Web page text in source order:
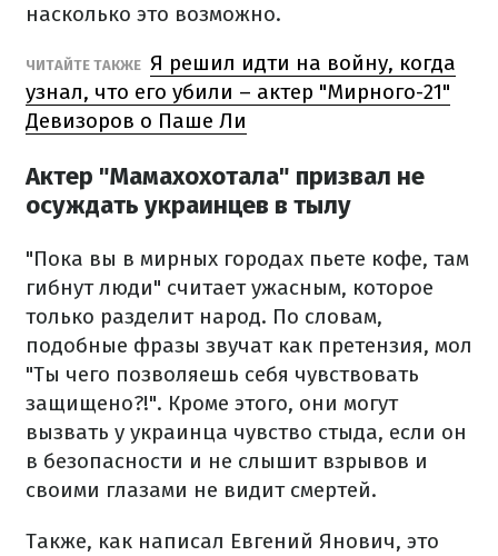
насколько это возможно.
ЧИТАЙТЕ ТАКЖЕ Я решил идти на войну, когда
узнал, что его убили – актер "Мирного-21"
Девизоров о Паше Ли
Актер "Мамахохотала" призвал не
осуждать украинцев в тылу
"Пока вы в мирных городах пьете кофе, там
гибнут люди" считает ужасным, которое
только разделит народ. По словам,
подобные фразы звучат как претензия, мол
"Ты чего позволяешь себя чувствовать
защищено?!". Кроме этого, они могут
вызвать у украинца чувство стыда, если он
в безопасности и не слышит взрывов и
своими глазами не видит смертей.
Также, как написал Евгений Янович, это